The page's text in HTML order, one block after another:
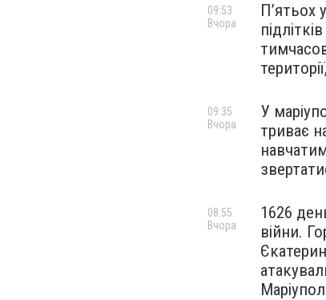
П’ятьох
09:53
Вчора
У
триває
09:35
Вчора
1626
війни.
08:55
Вчора